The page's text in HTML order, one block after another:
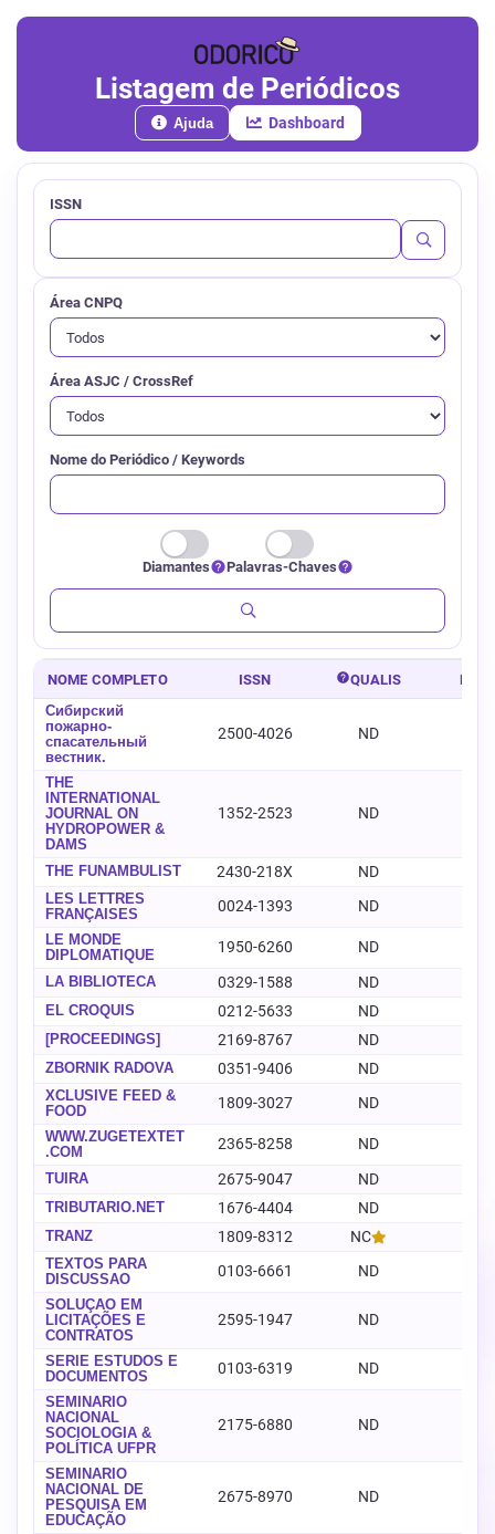
Listagem de Periódicos
Ajuda Dashboard
ISSN
Área CNPQ
Área ASJC / CrossRef
Nome do Periódico / Keywords
Diamantes Palavras-Chaves
NOME COMPLETO ISSN QUALIS
E-
Сибирский
пожарно-
спасательный
вестник.
2500-4026 ND
THE
INTERNATIONAL
JOURNAL ON
HYDROPOWER &
DAMS
1352-2523 ND
THE FUNAMBULIST 2430-218X ND
LES LETTRES
FRANÇAISES
0024-1393 ND
LE MONDE
DIPLOMATIQUE
1950-6260 ND
LA BIBLIOTECA 0329-1588 ND
EL CROQUIS 0212-5633 ND
[PROCEEDINGS] 2169-8767 ND
ZBORNIK RADOVA 0351-9406 ND
XCLUSIVE FEED &
FOOD
1809-3027 ND
WWW.ZUGETEXTET
.COM
2365-8258 ND
TUÍRA 2675-9047 ND
TRIBUTARIO.NET 1676-4404 ND
TRANZ 1809-8312 NC
TEXTOS PARA
DISCUSSAO
0103-6661 ND
SOLUÇÃO EM
LICITAÇÕES E
CONTRATOS
2595-1947 ND
SÉRIE ESTUDOS E
DOCUMENTOS
0103-6319 ND
SEMINÁRIO
NACIONAL
SOCIOLOGIA &
POLÍTICA UFPR
2175-6880 ND
SEMINÁRIO
NACIONAL DE
PESQUISA EM
EDUCAÇÃO
2675-8970 ND